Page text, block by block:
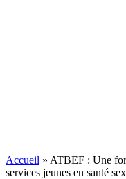
Accueil » ATBEF : Une
services jeunes en santé